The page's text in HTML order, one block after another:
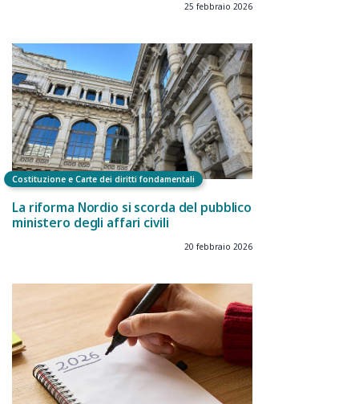
25 febbraio 2026
Costituzione e Carte dei diritti fondamentali
La riforma Nordio si scorda del pubblico
ministero degli affari civili
20 febbraio 2026